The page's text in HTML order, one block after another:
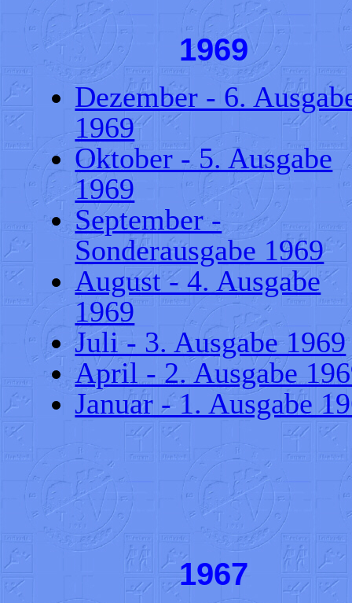
1969
Dezember - 6.
1969
Oktober - 5. Ausgabe
1969
September -
Sonderausgabe 1969
August - 4. Ausgabe
1969
Juli - 3. Ausgabe 1969
April - 2. Ausgabe
Januar - 1. Ausgabe
1967